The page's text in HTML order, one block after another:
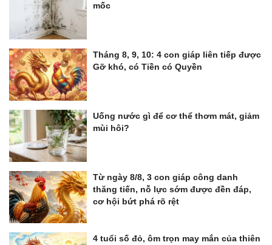
mốc
Tháng 8, 9, 10: 4 con giáp liên tiếp được
Gỡ khó, có Tiền có Quyền
Uống nước gì để cơ thể thơm mát, giảm
mùi hôi?
Từ ngày 8/8, 3 con giáp công danh
thăng tiến, nỗ lực sớm được đền đáp,
cơ hội bứt phá rõ rệt
4 tuổi số đỏ, ôm trọn may mắn của thiên